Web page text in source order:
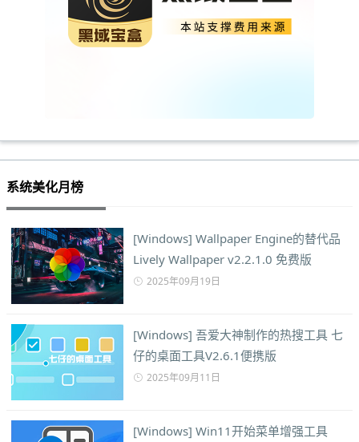
系统美化月榜
[Windows] Wallpaper Engine的替代品
Lively Wallpaper v2.2.1.0 免费版
2025年09月19日
[Windows] 吾爱大神制作的热搜工具 七
仔的桌面工具V2.6.1便携版
2025年09月11日
[Windows] Win11开始菜单增强工具